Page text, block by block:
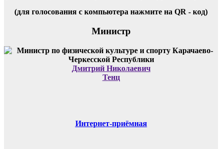
(для голосования с компьютера нажмите на QR - код)
Министр
Дмитрий Николаевич
Тенц
Интернет-приёмная